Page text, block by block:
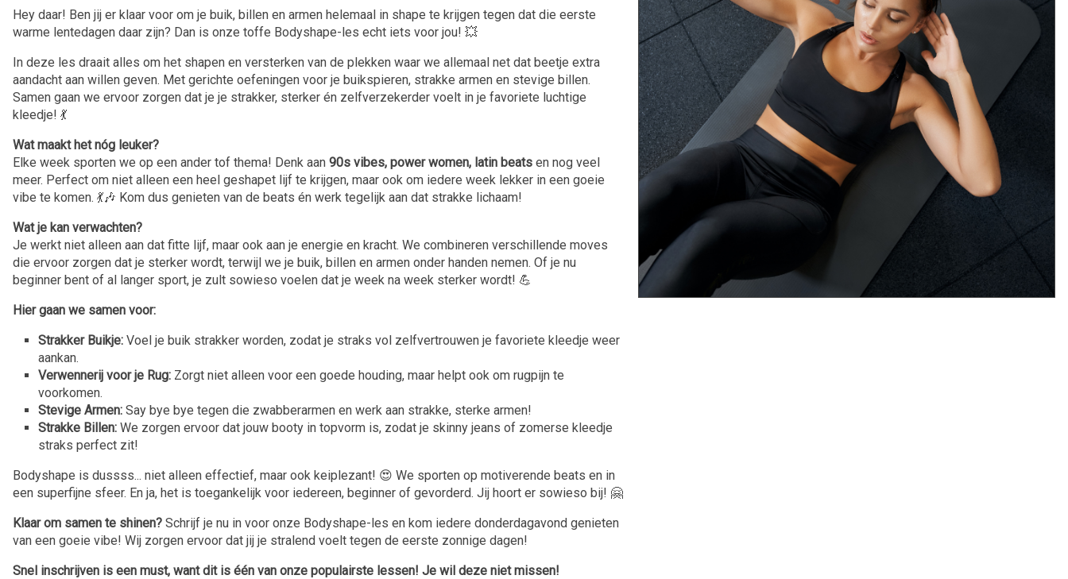
Hey daar! Ben jij er klaar voor om je buik, billen en armen helemaal in shape te krijgen tegen dat die eerste
warme lentedagen daar zijn? Dan is onze toffe Bodyshape-les echt iets voor jou! 💥
In deze les draait alles om het shapen en versterken van de plekken waar we allemaal net dat beetje extra
aandacht aan willen geven. Met gerichte oefeningen voor je buikspieren, strakke armen en stevige billen.
Samen gaan we ervoor zorgen dat je je strakker, sterker én zelfverzekerder voelt in je favoriete luchtige
kleedje! 💃
Wat maakt het nóg leuker?
Elke week sporten we op een ander tof thema! Denk aan 90s vibes, power women, latin beats en nog veel
meer. Perfect om niet alleen een heel geshapet lijf te krijgen, maar ook om iedere week lekker in een goeie
vibe te komen. 💃🎶 Kom dus genieten van de beats én werk tegelijk aan dat strakke lichaam!
Wat je kan verwachten?
Je werkt niet alleen aan dat fitte lijf, maar ook aan je energie en kracht. We combineren verschillende moves
die ervoor zorgen dat je sterker wordt, terwijl we je buik, billen en armen onder handen nemen. Of je nu
beginner bent of al langer sport, je zult sowieso voelen dat je week na week sterker wordt! 💪
Hier gaan we samen voor:
Strakker Buikje: Voel je buik strakker worden, zodat je straks vol zelfvertrouwen je favoriete kleedje weer
aankan.
Verwennerij voor je Rug: Zorgt niet alleen voor een goede houding, maar helpt ook om rugpijn te
voorkomen.
Stevige Armen: Say bye bye tegen die zwabberarmen en werk aan strakke, sterke armen!
Strakke Billen: We zorgen ervoor dat jouw booty in topvorm is, zodat je skinny jeans of zomerse kleedje
straks perfect zit!
Bodyshape is dussss... niet alleen effectief, maar ook keiplezant! 😍 We sporten op motiverende beats en in
een superfijne sfeer. En ja, het is toegankelijk voor iedereen, beginner of gevorderd. Jij hoort er sowieso bij! 🤗
Klaar om samen te shinen? Schrijf je nu in voor onze Bodyshape-les en kom iedere donderdagavond genieten
van een goeie vibe! Wij zorgen ervoor dat jij je stralend voelt tegen de eerste zonnige dagen!
Snel inschrijven is een must, want dit is één van onze populairste lessen! Je wil deze niet missen!